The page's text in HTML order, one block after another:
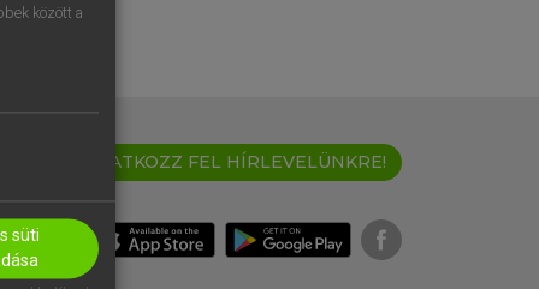
IRATKOZZ FEL HÍRLEVELÜNKRE!
között a
süti